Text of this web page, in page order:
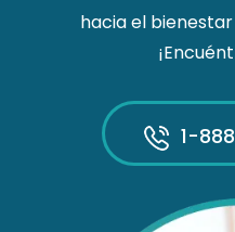
hacia el
1-